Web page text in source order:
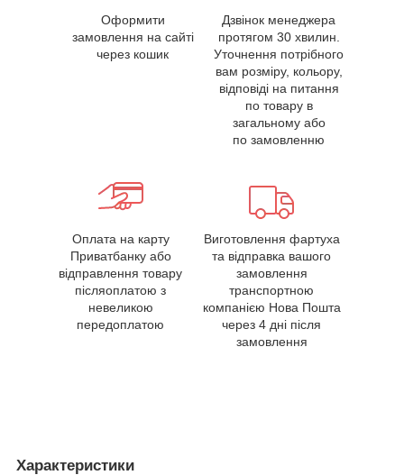
Оформити
замовлення на сайті
через кошик
Дзвінок менеджера
протягом 30 хвилин.
Уточнення потрібного
вам розміру, кольору,
відповіді на питання
по товару в
загальному або
по замовленню
Оплата на карту
Приватбанку або
відправлення товару
післяоплатою з
невеликою
передоплатою
Виготовлення фартуха
та відправка вашого
замовлення
транспортною
компанією Нова Пошта
через 4 дні після
замовлення
Характеристики